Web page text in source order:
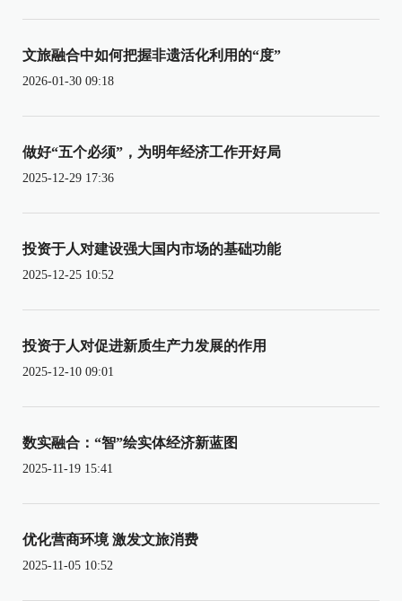
文旅融合中如何把握非遗活化利用的“度”
2026-01-30 09:18
做好“五个必须”，为明年经济工作开好局
2025-12-29 17:36
投资于人对建设强大国内市场的基础功能
2025-12-25 10:52
投资于人对促进新质生产力发展的作用
2025-12-10 09:01
数实融合：“智”绘实体经济新蓝图
2025-11-19 15:41
优化营商环境 激发文旅消费
2025-11-05 10:52